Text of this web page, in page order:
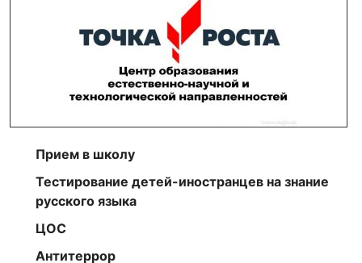
Прием в школу
Тестирование детей-иностранцев на знание
русского языка
ЦОС
Антитеррор